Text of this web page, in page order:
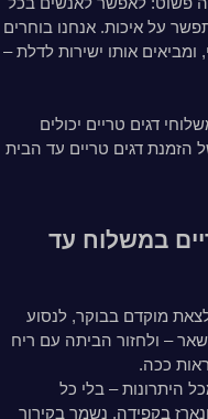
על איכות. אנחנו בוחרים
ומביאים אותו ישירות לדלת –
דגים טריים יכולים
דגים טריים עד הבית
במשלוח עד
לצאת מוקדם בבוקר, לנסוע
– ולחזור הביתה עם ריח
ככה.
היתרונות – בלי כל
בקפידה, נשמר בקירור